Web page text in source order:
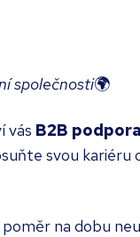
společnosti🌍
vás B2B podpora
svou kariéru
na dobu